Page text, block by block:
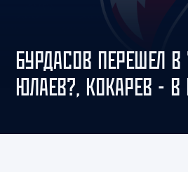
БУРДАСОВ ПЕРЕШЕЛ В
ЮЛАЕВ?, КОКАРЕВ - В